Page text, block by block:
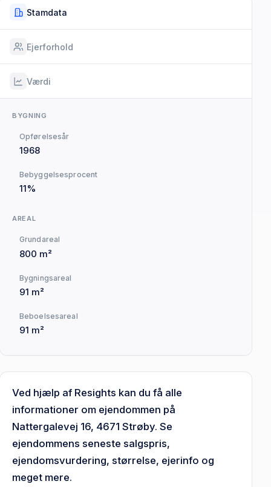
Stamdata
Ejerforhold
Værdi
BYGNING
Opførelsesår
1968
Bebyggelsesprocent
11%
AREAL
Grundareal
800 m²
Bygningsareal
91 m²
Beboelsesareal
91 m²
Ved hjælp af Resights kan du få alle
informationer om ejendommen på
Nattergalevej 16, 4671 Strøby. Se
ejendommens seneste salgspris,
ejendomsvurdering, størrelse, ejerinfo og
meget mere.